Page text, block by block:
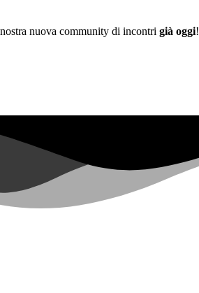
nuova community di incontri già oggi!